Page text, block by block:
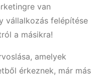
van
vállalkozás felépítése
a másikra!
amelyek
érkeznek, már más